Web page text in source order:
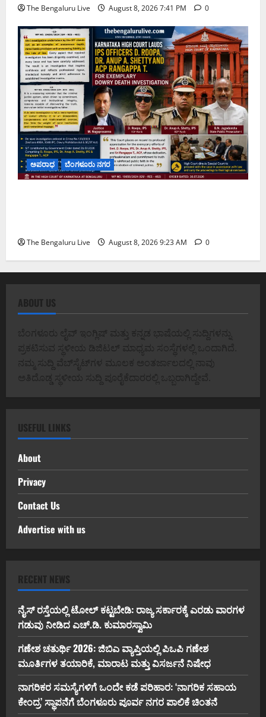
The Bengaluru Live August 8, 2026 7:41 PM 0
ಅಪರಾಧ ಬೆಂಗಳೂರು ನಗರ
The Bengaluru Live August 8, 2026 9:23 AM 0
ABOUT US
ಬೆಂಗಳೂರು ಲೈವ್ ಇಂಗ್ಲಿಷ್ ಮತ್ತು ಕನ್ನಡ ಭಾಷೆಯಲ್ಲಿ ಸುದ್ದಿಗಳನ್ನು
ಪ್ರಕಟಿಸುವ ಸ್ಥಳೀಯ ಡಿಜಿಟಲ್ ಮಾಧ್ಯಮ ಸಂಸ್ಥೆಗಳಲ್ಲಿ ಒಂದಾಗಿದೆ.
ನಮ್ಮ ಸುದ್ದಿ ವೆಬ್‌ಸೈಟ್‌ಗಳ ಮೂಲಕ ಅಂತರ್ಜಾಲದಲ್ಲಿ ನಾವು
ಅತಿದೊಡ್ಡ ಸ್ಥಳೀಯ ಸುದ್ದಿ ಪೂರೈಕೆದಾರರಲ್ಲಿ ಒಬ್ಬರಾಗಿದ್ದೇವೆ.
USEFUL LINKS
About
Privacy
Contact Us
Advertise with us
RECENT NEWS
ನೈಸ್ ರಸ್ತೆಯಲ್ಲಿ ಟೋಲ್ ಕಟ್ಟಬೇಡಿ: ರಾಜ್ಯ ಸರ್ಕಾರಕ್ಕೆ ಎರಡು ವಾರಗಳ
ಗಡುವು ನೀಡಿದ ಎಚ್.ಡಿ. ಕುಮಾರಸ್ವಾಮಿ
ಗಣೇಶ ಚತುರ್ಥಿ 2026: ಜಿಬಿಎ ವ್ಯಾಪ್ತಿಯಲ್ಲಿ ಪಿಒಪಿ ಗಣೇಶ
ಮೂರ್ತಿಗಳ ತಯಾರಿಕೆ, ಮಾರಾಟ ಮತ್ತು ವಿಸರ್ಜನೆ ನಿಷೇಧ
ನಾಗರಿಕರ ಸಮಸ್ಯೆಗಳಿಗೆ ಒಂದೇ ಕಡೆ ಪರಿಹಾರ: ‘ನಾಗರಿಕ ಸಹಾಯ
ಕೇಂದ್ರ’ ಸ್ಥಾಪನೆಗೆ ಬೆಂಗಳೂರು ಪೂರ್ವ ನಗರ ಪಾಲಿಕೆ ಚಿಂತನೆ